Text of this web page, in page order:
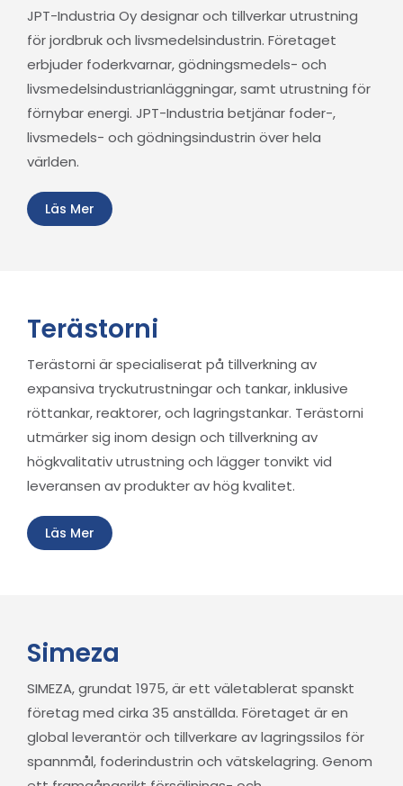
JPT-Industria Oy designar och tillverkar utrustning
för jordbruk och livsmedelsindustrin. Företaget
erbjuder foderkvarnar, gödningsmedels- och
livsmedelsindustrianläggningar, samt utrustning för
förnybar energi. JPT-Industria betjänar foder-,
livsmedels- och gödningsindustrin över hela
världen.
Läs Mer
Terästorni
Terästorni är specialiserat på tillverkning av
expansiva tryckutrustningar och tankar, inklusive
röttankar, reaktorer, och lagringstankar. Terästorni
utmärker sig inom design och tillverkning av
högkvalitativ utrustning och lägger tonvikt vid
leveransen av produkter av hög kvalitet.
Läs Mer
Simeza
SIMEZA, grundat 1975, är ett väletablerat spanskt
företag med cirka 35 anställda. Företaget är en
global leverantör och tillverkare av lagringssilos för
spannmål, foderindustrin och vätskelagring. Genom